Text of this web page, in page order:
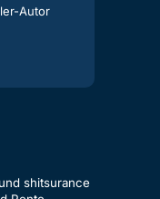
Autor
shitsurance